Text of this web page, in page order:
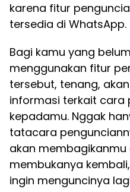
karena fitur
tersedia di WhatsApp.
Bagi kamu yang
menggunakan fitur
tersebut, tenang,
informasi terkait cara
kepadamu. Nggak
tatacara
akan
membukanya
ingin menguncinya